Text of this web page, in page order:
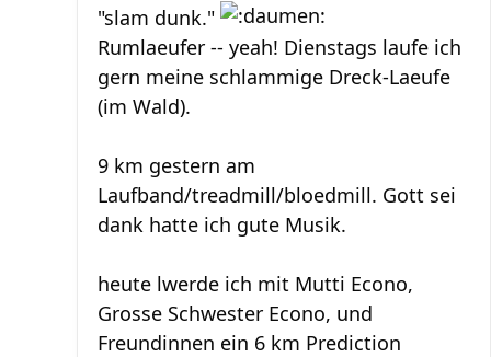
"slam dunk."
Rumlaeufer -- yeah! Dienstags laufe ich
gern meine schlammige Dreck-Laeufe
(im Wald).
9 km gestern am
Laufband/treadmill/bloedmill. Gott sei
dank hatte ich gute Musik.
heute lwerde ich mit Mutti Econo,
Grosse Schwester Econo, und
Freundinnen ein 6 km Prediction